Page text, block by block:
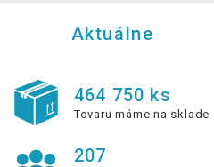
Aktuálne
464 750 ks
Tovaru máme na sklade
207